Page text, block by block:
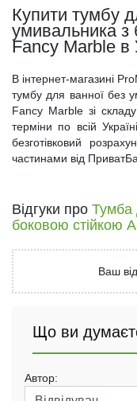
Купити тумбу
умивальника з
Fancy Marble в
В інтернет-магазині
тумбу для ванної без
Fancy Marble зі
терміни по всій
безготівковий
частинами від
Відгуки про Тумба
боковою стійкою
Ваш
Що ви
Автор: